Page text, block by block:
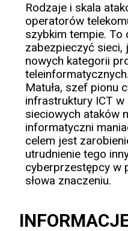
Rodzaje i skala
operatorów
szybkim tempie. To
zabezpieczyć sieci,
nowych kategorii
Matuła, szef pionu
infrastruktury ICT w
sieciowych ataków
informatyczni
celem jest
utrudnienie tego
cyberprzestępcy w
słowa znaczeniu.